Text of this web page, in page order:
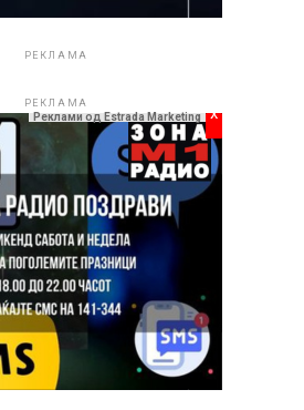
РЕКЛАМА
РЕКЛАМА
Реклами од Estrada Marketing x